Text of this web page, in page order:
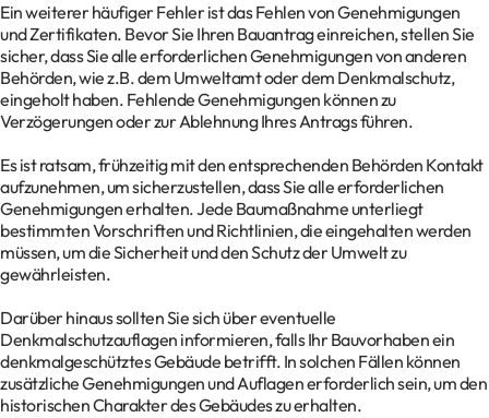
Ein weiterer häufiger Fehler ist das Fehlen von Genehmigungen
und Zertifikaten. Bevor Sie Ihren Bauantrag einreichen, stellen Sie
sicher, dass Sie alle erforderlichen Genehmigungen von anderen
Behörden, wie z.B. dem Umweltamt oder dem Denkmalschutz,
eingeholt haben. Fehlende Genehmigungen können zu
Verzögerungen oder zur Ablehnung Ihres Antrags führen.
Es ist ratsam, frühzeitig mit den entsprechenden Behörden Kontakt
aufzunehmen, um sicherzustellen, dass Sie alle erforderlichen
Genehmigungen erhalten. Jede Baumaßnahme unterliegt
bestimmten Vorschriften und Richtlinien, die eingehalten werden
müssen, um die Sicherheit und den Schutz der Umwelt zu
gewährleisten.
Darüber hinaus sollten Sie sich über eventuelle
Denkmalschutzauflagen informieren, falls Ihr Bauvorhaben ein
denkmalgeschütztes Gebäude betrifft. In solchen Fällen können
zusätzliche Genehmigungen und Auflagen erforderlich sein, um den
historischen Charakter des Gebäudes zu erhalten.